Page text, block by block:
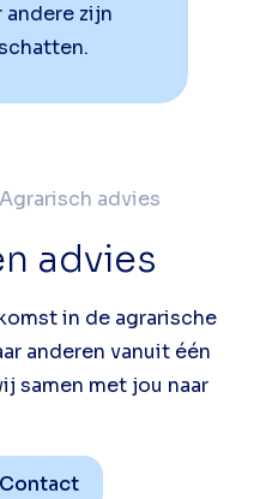
andere zijn
Agrarisch advies
advies
in de agrarische
anderen vanuit één
samen met jou naar
Contact